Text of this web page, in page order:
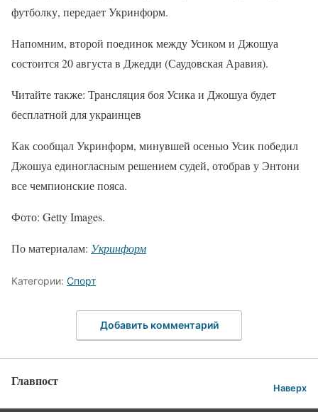
футболку, передает Укринформ.
Напомним, второй поединок между Усиком и Джошуа
состоится 20 августа в Джедди (Саудовская Аравия).
Читайте также: Трансляция боя Усика и Джошуа будет
бесплатной для украинцев
Как сообщал Укринформ, минувшей осенью Усик победил
Джошуа единогласным решением судей, отобрав у Энтони
все чемпионские пояса.
Фото: Getty Images.
По материалам: Укринформ
Категории: Спорт
Добавить комментарий
Главпост Наверх